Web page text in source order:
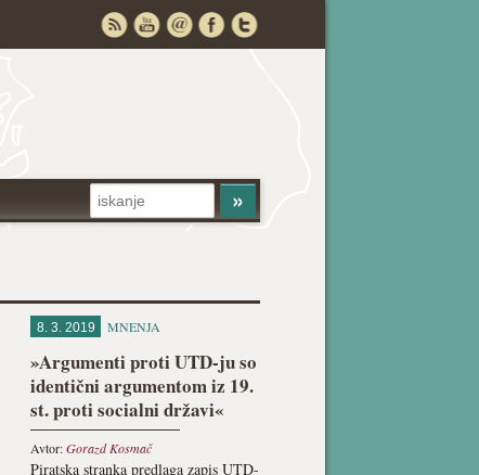
8. 3. 2019 MNENJA
»Argumenti proti UTD-ju so
identični argumentom iz 19.
st. proti socialni državi«
Avtor:Gorazd Kosmač
Piratska stranka predlaga zapis UTD-